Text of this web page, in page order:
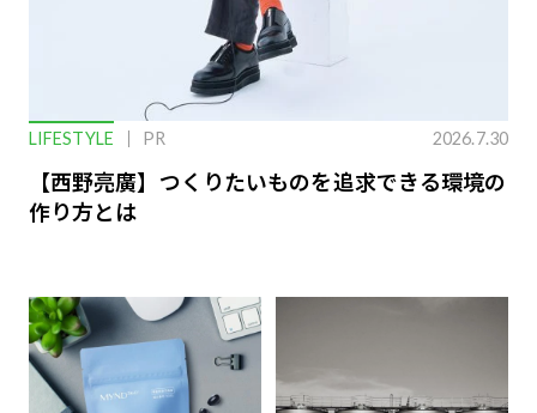
LIFESTYLE PR 2026.7.30
【西野亮廣】つくりたいものを追求できる環境の
作り方とは